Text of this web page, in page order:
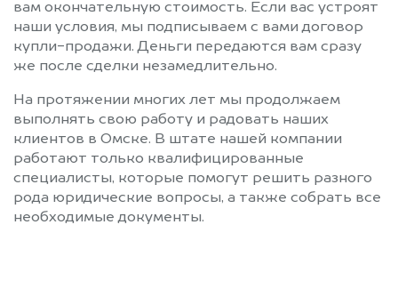
вам окончательную стоимость. Если вас устроят
наши условия, мы подписываем с вами договор
купли-продажи. Деньги передаются вам сразу
же после сделки незамедлительно.
На протяжении многих лет мы продолжаем
выполнять свою работу и радовать наших
клиентов в Омске. В штате нашей компании
работают только квалифицированные
специалисты, которые помогут решить разного
рода юридические вопросы, а также собрать все
необходимые документы.